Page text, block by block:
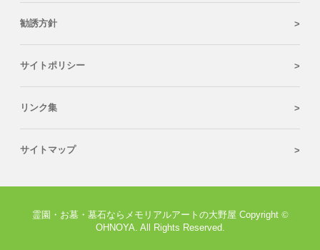
勧誘方針
サイトポリシー
リンク集
サイトマップ
霊園・お墓・墓石ならメモリアルアートの大野屋 Copyright ©
OHNOYA. All Rights Reserved.